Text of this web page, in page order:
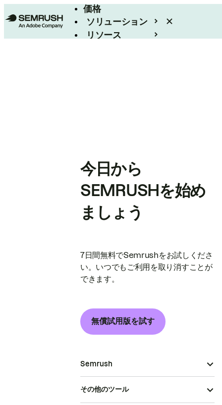
価格
ソリューション
リソース
今日から
SEMRUSHを始め
ましょう
7日間無料でSemrushをお試しくださ
い。いつでもご利用を取り消すことが
できます。
無償試用版を試す
Semrush
その他のツール